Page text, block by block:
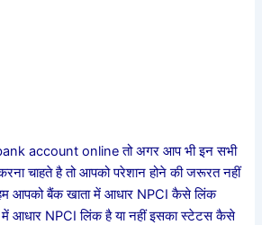
account online तो अगर आप भी इन सभी
चाहते है तो आपको परेशान होने की जरूरत नहीं
आपको बैंक खाता में आधार NPCI कैसे लिंक
आधार NPCI लिंक है या नहीं इसका स्टेटस कैसे